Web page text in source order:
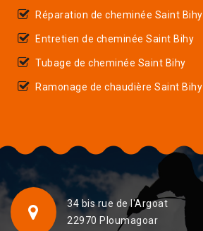
Réparation de cheminée Saint Bihy
Entretien de cheminée Saint Bihy
Tubage de cheminée Saint Bihy
Ramonage de chaudière Saint Bihy
34 bis rue de l'Argoat
22970 Ploumagoar